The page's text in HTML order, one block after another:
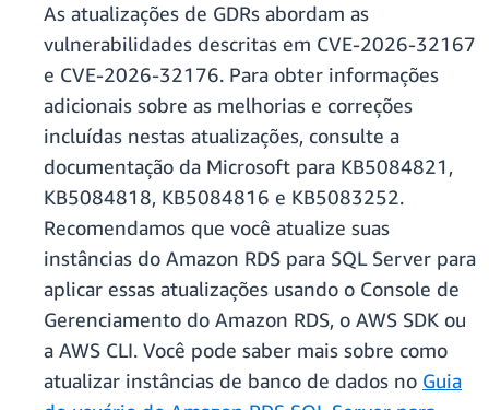
As atualizações de GDRs abordam as
vulnerabilidades descritas em CVE-2026-32167
e CVE-2026-32176. Para obter informações
adicionais sobre as melhorias e correções
incluídas nestas atualizações, consulte a
documentação da Microsoft para KB5084821,
KB5084818, KB5084816 e KB5083252.
Recomendamos que você atualize suas
instâncias do Amazon RDS para SQL Server para
aplicar essas atualizações usando o Console de
Gerenciamento do Amazon RDS, o AWS SDK ou
a AWS CLI. Você pode saber mais sobre como
atualizar instâncias de banco de dados no Guia